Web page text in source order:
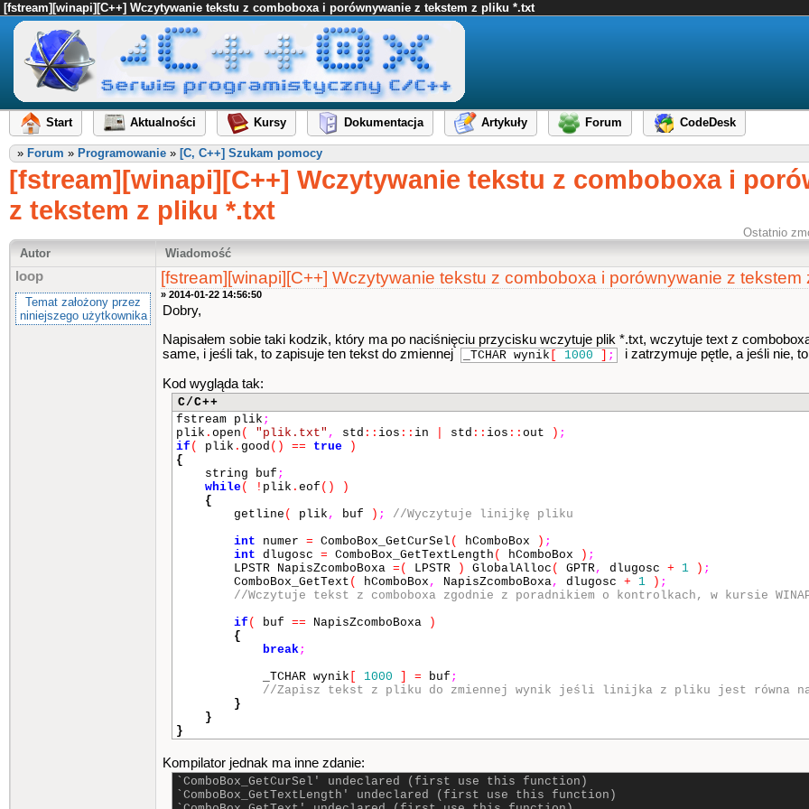
[fstream][winapi][C++] Wczytywanie tekstu z comboboxa i porównywanie z tekstem z pliku *.txt
Start Aktualności Kursy Dokumentacja Artykuły Forum
CodeDesk
» Forum » Programowanie » [C, C++] Szukam pomocy
[fstream][winapi][C++] Wczytywanie tekstu z comboboxa i
z tekstem z pliku *.txt
Ostatnio
Autor
Wiadomość
loop
Temat założony przez
niniejszego użytkownika
[fstream][winapi][C++] Wczytywanie tekstu z comboboxa i porównywanie z tekstem
» 2014-01-22 14:56:50
Dobry,
Napisałem sobie taki kodzik, który ma po naciśnięciu przycisku wczytuje plik *.txt, wczytuje text z
same, i jeśli tak, to zapisuje ten tekst do zmiennej
_TCHAR wynik [ 1000 ] ; i zatrzymuje pętle, a jeśli nie,
Kod wygląda tak:
C/C++
fstream plik ;
plik . open ( "plik.txt" , std :: ios :: in std :: ios :: out ) ;
if( plik . good () == true
)
{
string buf ;
while( ! plik . eof ()
)
{
getline ( plik , buf ) ;
//Wyczytuje linijkę pliku
int numer = ComboBox_GetCurSel ( hComboBox ) ;
int dlugosc = ComboBox_GetTextLength ( hComboBox ) ;
LPSTR NapisZcomboBoxa = ( LPSTR ) GlobalAlloc ( GPTR, dlugosc + 1 ) ;
ComboBox_GetText ( hComboBox , NapisZcomboBoxa, dlugosc + 1 ) ;
//Wczytuje tekst z comboboxa zgodnie z poradnikiem o kontrolkach, w kursie
if( buf == NapisZcomboBoxa
)
{
break;
_TCHAR wynik [ 1000 ] = buf ;
//Zapisz tekst z pliku do zmiennej wynik jeśli linijka z pliku jest równa
}
}
}
Kompilator jednak ma inne zdanie:
`ComboBox_GetCurSel' undeclared (first use this function)
`ComboBox_GetTextLength' undeclared (first use this function)